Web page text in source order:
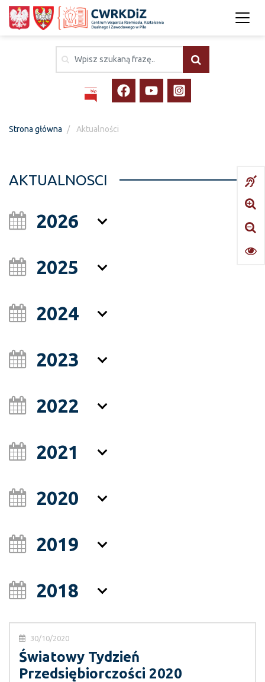
Strona główna Aktualności
AKTUALNOSCI
2026
2025
2024
2023
2022
2021
2020
2019
2018
30/10/2020
Światowy Tydzień
Przedsiębiorczości 2020